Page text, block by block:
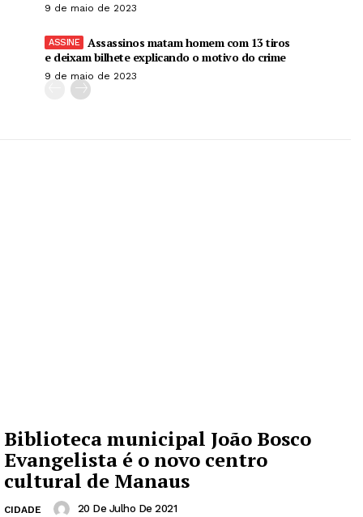
9 de maio de 2023
Assassinos matam homem com 13 tiros
e deixam bilhete explicando o motivo do crime
9 de maio de 2023
Biblioteca municipal João Bosco
Evangelista é o novo centro
cultural de Manaus
CIDADE 20 De Julho De 2021